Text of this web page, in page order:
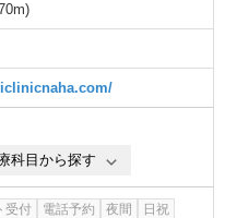
)
科目から探す
受付 電話予約 夜間
日祝